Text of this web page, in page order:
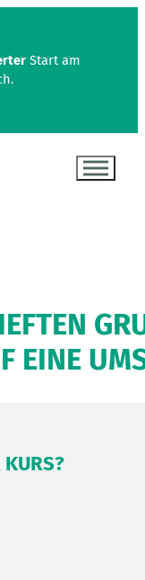
Start am
EINE
KURS?